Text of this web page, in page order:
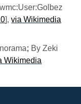
],via Wikimedia
; By Zeki
Wikimedia